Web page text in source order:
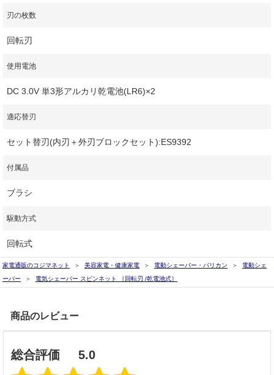
刃の枚数
回転刃
使用電池
DC 3.0V 単3形アルカリ乾電池(LR6)×2
適応替刃
セット替刃(内刃＋外刃ブロックセット):ES9392
付属品
ブラシ
駆動方式
回転式
家電通販のコジマネット 美容家電・健康家電 電動シェーバー・バリカン
電動シェ
ーバー
電気シェーバー スピンネット ［回転刃 /乾電池式］
商品のレビュー
総合評価 5.0